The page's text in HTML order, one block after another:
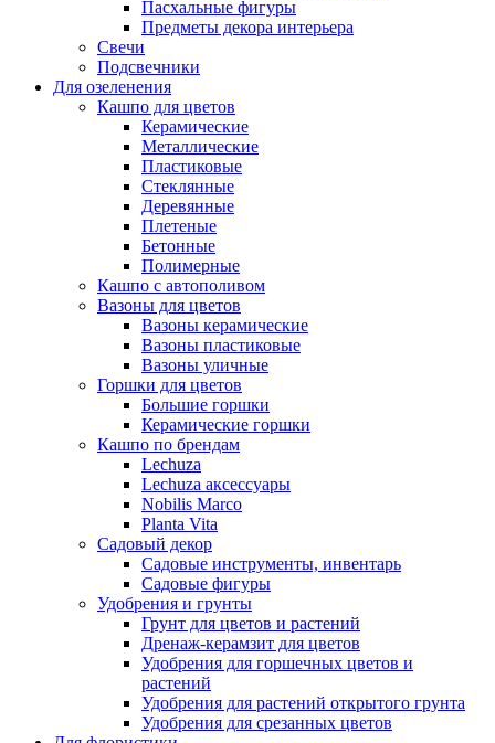
Пасхальные фигуры
Предметы декора интерьера
Свечи
Подсвечники
Для озеленения
Кашпо для цветов
Керамические
Металлические
Пластиковые
Стеклянные
Деревянные
Плетеные
Бетонные
Полимерные
Кашпо с автополивом
Вазоны для цветов
Вазоны керамические
Вазоны пластиковые
Вазоны уличные
Горшки для цветов
Большие горшки
Керамические горшки
Кашпо по брендам
Lechuza
Lechuza аксессуары
Nobilis Marco
Planta Vita
Садовый декор
Садовые инструменты, инвентарь
Садовые фигуры
Удобрения и грунты
Грунт для цветов и растений
Дренаж-керамзит для цветов
Удобрения для горшечных цветов и
растений
Удобрения для растений открытого грунта
Удобрения для срезанных цветов